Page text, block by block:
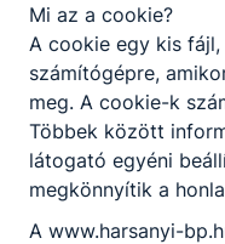
bp.hu
-
Mi az a cookie?
A cookie egy kis
számítógépre,
meg. A cookie-k
Többek között
látogató egyéni
megkönnyítik a
A www.harsanyi-